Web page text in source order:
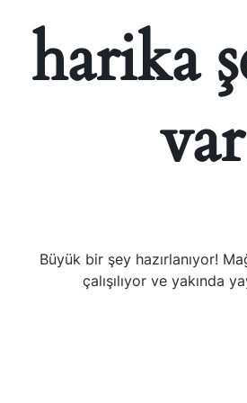
harika
var
Büyük bir şey hazırlanıyor!
çalışılıyor ve yakında